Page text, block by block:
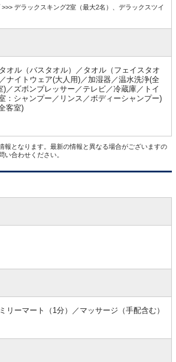
デラックスキング2室（最大2名）、デラックスツイ
オル（バスタオル）／タオル（フェイスタオ
ナイトウェア(大人用)／加湿器／温水洗浄(全
)／ズボンプレッサー／テレビ／冷蔵庫／トイ
：シャンプー／リンス／ボディーシャンプー)
客室)
報となります。最新の情報と異なる場合がございますの
い合わせください。
リーマート（1分）／マッサージ（手配含む）